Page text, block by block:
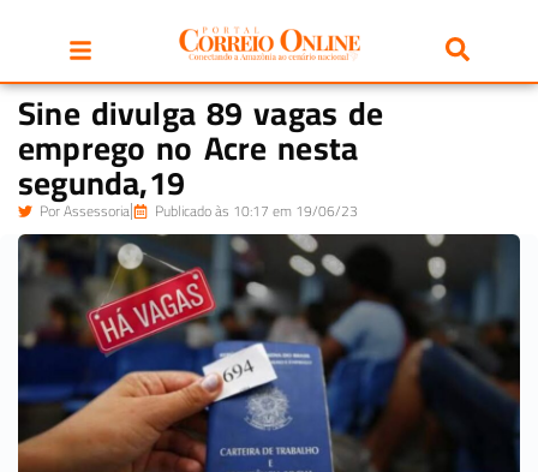
Sine divulga 89 vagas de
emprego no Acre nesta
segunda,19
PorAssessoria Publicado às 10:17 em 19/06/23